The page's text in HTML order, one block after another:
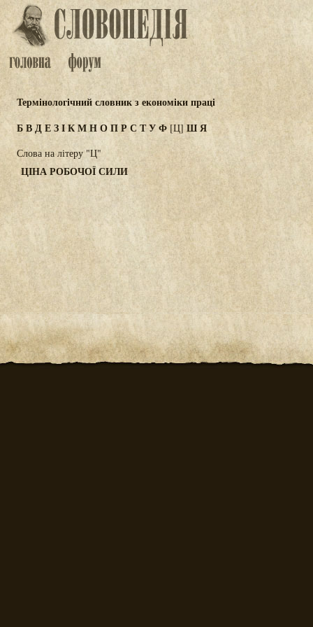
Термінологічний словник з економіки праці
БВДЕЗІКМНОПРС ТУФ [Ц]ШЯ
Слова на літеру "Ц"
ЦІНА РОБОЧОЇ СИЛИ